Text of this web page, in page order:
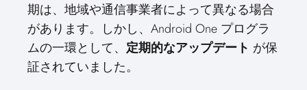
期は、地域や通信事業者によって異なる場合
があります。しかし、Android One プログラ
ムの一環として、 定期的なアップデート が保
証されていました。